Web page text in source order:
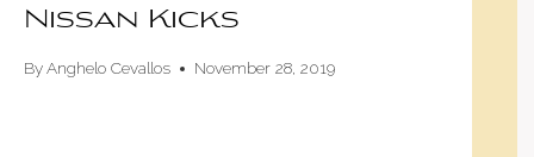
Nissan Kicks
ByAnghelo Cevallos November 28, 2019